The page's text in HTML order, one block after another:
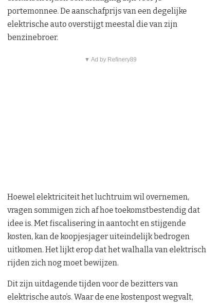
portemonnee. De aanschafprijs van een degelijke
elektrische auto overstijgt meestal die van zijn
benzinebroer.
▼ Ad by Refinery89
Hoewel elektriciteit het luchtruim wil overnemen,
vragen sommigen zich af hoe toekomstbestendig dat
idee is. Met fiscalisering in aantocht en stijgende
kosten, kan de koopjesjager uiteindelijk bedrogen
uitkomen. Het lijkt erop dat het walhalla van elektrisch
rijden zich nog moet bewijzen.
Dit zijn uitdagende tijden voor de bezitters van
elektrische auto’s. Waar de ene kostenpost wegvalt,